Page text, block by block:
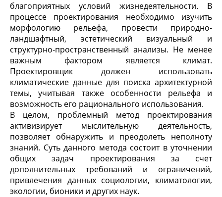
благоприятных условий жизнедеятельности. В
процессе проектирования необходимо изучить
морфологию рельефа, провести природно-
ландшафтный, эстетический визуальный и
структурно-пространственный анализы. Не менее
важным фактором является климат.
Проектировщик должен использовать
климатические данные для поиска архитектурной
темы, учитывая также особенности рельефа и
возможность его рационального использования.
В целом, проблемный метод проектирования
активизирует мыслительную деятельность,
позволяет обнаружить и преодолеть неполноту
знаний. Суть данного метода состоит в уточнении
общих задач проектирования за счет
дополнительных требований и ограничений,
привлечения данных социологии, климатологии,
экологии, бионики и других наук.